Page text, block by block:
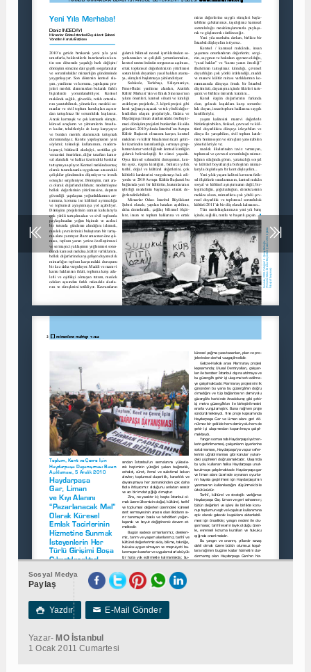
Sosyal Medya
Paylaş
 Yazdır ✉E-Mail Gönder
Yazar- MO İstanbul
1 Ocak 2011 Cumartesi